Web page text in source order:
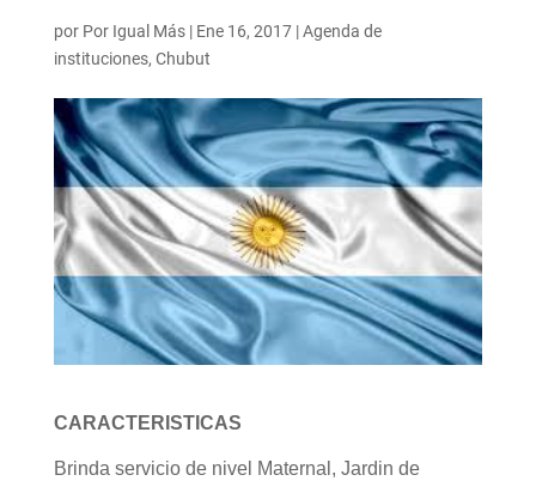
por Por Igual Más| Ene 16, 2017|Agenda de
instituciones, Chubut
CARACTERISTICAS
Brinda servicio de nivel Maternal, Jardin de